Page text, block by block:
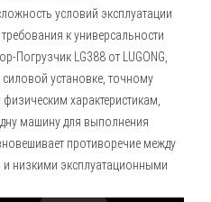
условий эксплуатации
к универсальности
Погрузчик LG388 от LUGONG,
установке, точному
характеристикам,
машину для выполнения
противоречие между
низкими эксплуатационными